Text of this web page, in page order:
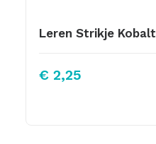
Leren Strikje Kobalt
€ 2,25